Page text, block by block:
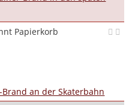
Papierkorb
Brand an der Skaterbahn